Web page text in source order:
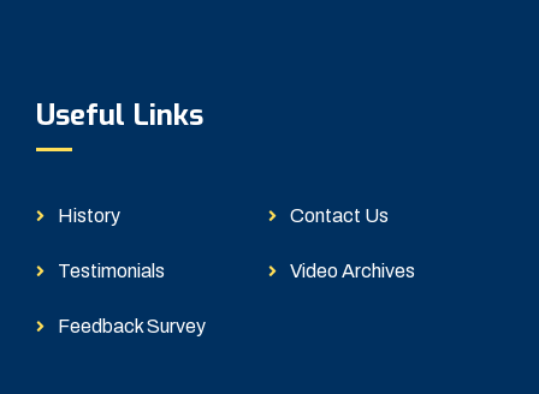
Useful Links
History Contact Us
Testimonials Video Archives
Feedback Survey